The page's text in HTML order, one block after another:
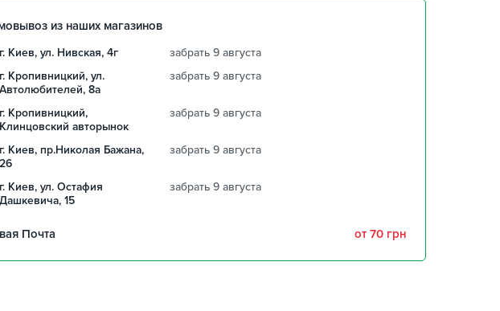
из наших магазинов
г. Киев, ул. Нивская, 4г
забрать 9 августа
г. Кропивницкий, ул.
Автолюбителей, 8а
забрать 9 августа
г. Кропивницкий,
Клинцовский авторынок
забрать 9 августа
г. Киев, пр.Николая Бажана,
26
забрать 9 августа
г. Киев, ул. Остафия
Дашкевича, 15
забрать 9 августа
Почта от 70 грн